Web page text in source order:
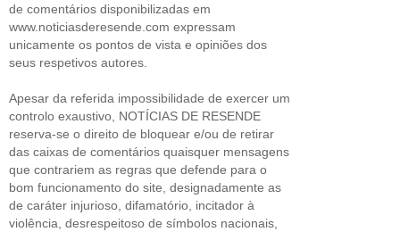
de comentários disponibilizadas em
www.noticiasderesende.com expressam
unicamente os pontos de vista e opiniões dos
seus respetivos autores.
Apesar da referida impossibilidade de exercer um
controlo exaustivo, NOTÍCIAS DE RESENDE
reserva-se o direito de bloquear e/ou de retirar
das caixas de comentários quaisquer mensagens
que contrariem as regras que defende para o
bom funcionamento do site, designadamente as
de caráter injurioso, difamatório, incitador à
violência, desrespeitoso de símbolos nacionais,